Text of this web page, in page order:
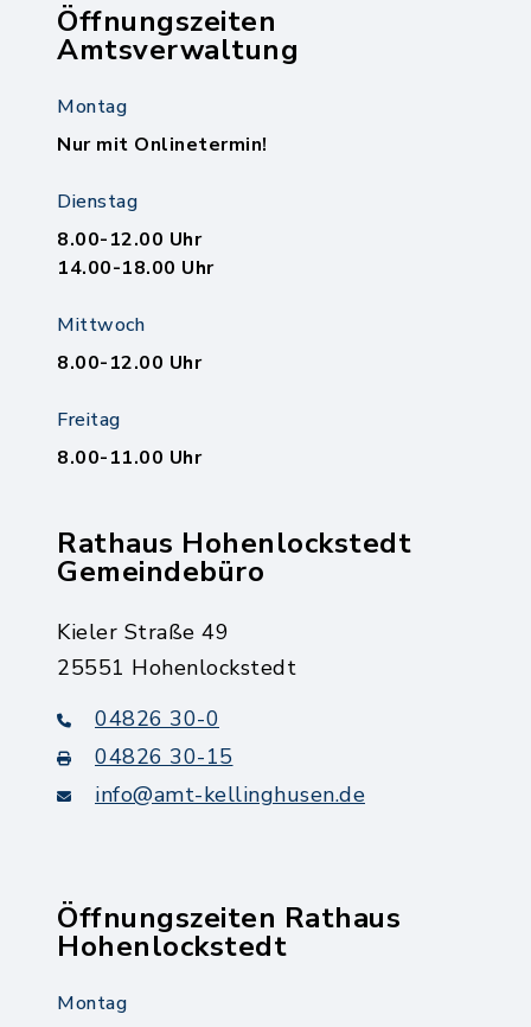
Öffnungszeiten
Amtsverwaltung
Montag
Nur mit Onlinetermin!
Dienstag
8.00-12.00 Uhr
14.00-18.00 Uhr
Mittwoch
8.00-12.00 Uhr
Freitag
8.00-11.00 Uhr
Rathaus Hohenlockstedt
Gemeindebüro
Kieler Straße 49
25551 Hohenlockstedt
04826 30-0
04826 30-15
info@amt-kellinghusen.de
Öffnungszeiten Rathaus
Hohenlockstedt
Montag